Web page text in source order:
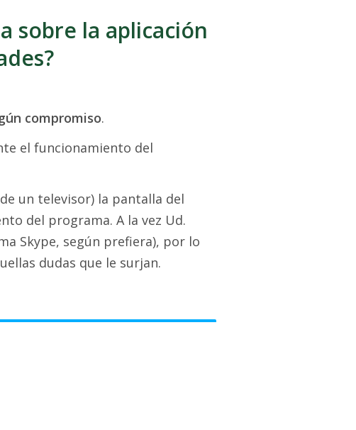
sobre la aplicación
compromiso.
el funcionamiento del
un televisor) la pantalla del
del programa. A la vez Ud.
Skype, según prefiera), por lo
dudas que le surjan.